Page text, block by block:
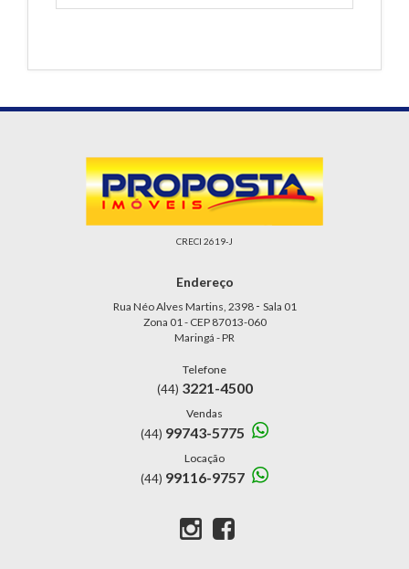
CRECI 2619-J
Endereço
Rua Néo Alves Martins, 2398 - Sala 01
Zona 01 - CEP 87013-060
Maringá - PR
Telefone
(44) 3221-4500
Vendas
(44) 99743-5775
Locação
(44) 99116-9757